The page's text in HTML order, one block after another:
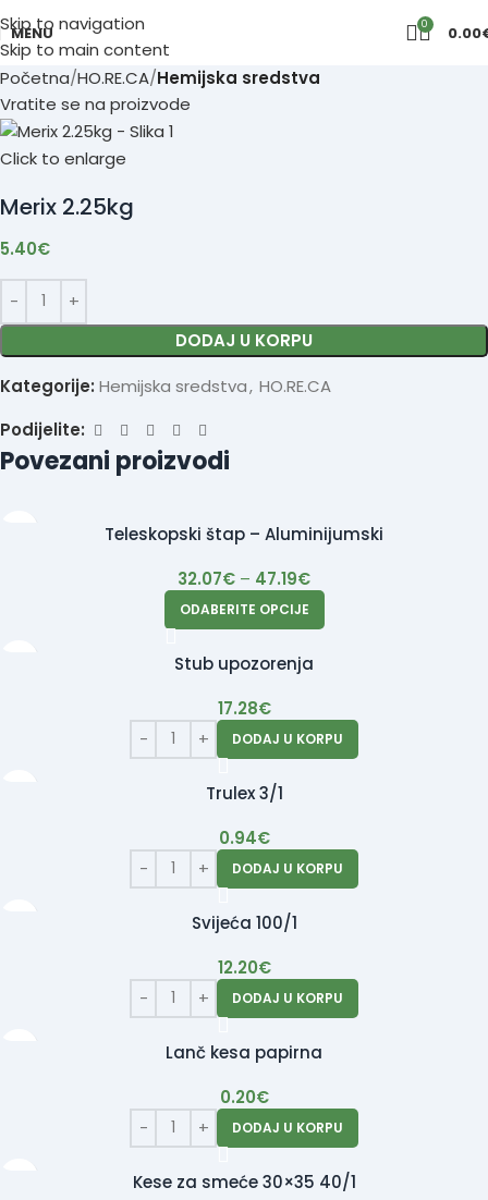
Skip to navigation
Skip to main content
MENU 0 0.00
Početna HO.RE.CA Hemijska sredstva
Vratite se na proizvode
Click to enlarge
Merix 2.25kg
5.40€
DODAJ U KORPU
Kategorije: Hemijska sredstva, HO.RE.CA
Podijelite:
Povezani proizvodi
Teleskopski štap – Aluminijumski
32.07€ – 47.19€
ODABERITE OPCIJE
Stub upozorenja
17.28€
DODAJ U KORPU
Trulex 3/1
0.94€
DODAJ U KORPU
Svijeća 100/1
12.20€
DODAJ U KORPU
Lanč kesa papirna
0.20€
DODAJ U KORPU
Kese za smeće 30×35 40/1